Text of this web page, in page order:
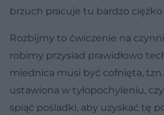
brzuch pracuje tu bardzo ciężko
Rozbijmy to ćwiczenie na
robimy przysiad prawidłowo
miednica musi być cofnięta,
ustawiona w tyłopochyleniu,
spiąć pośladki, aby uzyskać tę